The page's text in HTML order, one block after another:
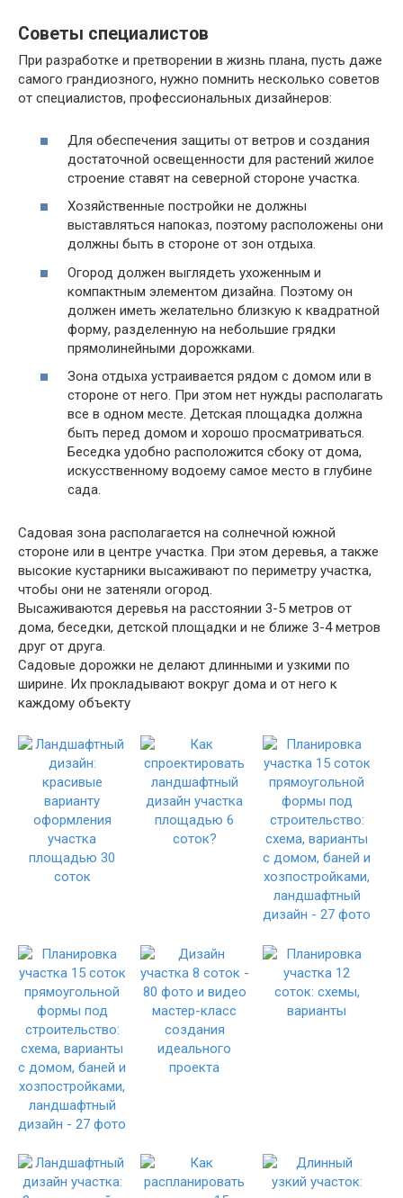
Советы специалистов
При разработке и претворении в жизнь плана, пусть даже
самого грандиозного, нужно помнить несколько советов
от специалистов, профессиональных дизайнеров:
Для обеспечения защиты от ветров и создания
достаточной освещенности для растений жилое
строение ставят на северной стороне участка.
Хозяйственные постройки не должны
выставляться напоказ, поэтому расположены они
должны быть в стороне от зон отдыха.
Огород должен выглядеть ухоженным и
компактным элементом дизайна. Поэтому он
должен иметь желательно близкую к квадратной
форму, разделенную на небольшие грядки
прямолинейными дорожками.
Зона отдыха устраивается рядом с домом или в
стороне от него. При этом нет нужды располагать
все в одном месте. Детская площадка должна
быть перед домом и хорошо просматриваться.
Беседка удобно расположится сбоку от дома,
искусственному водоему самое место в глубине
сада.
Садовая зона располагается на солнечной южной
стороне или в центре участка. При этом деревья, а также
высокие кустарники высаживают по периметру участка,
чтобы они не затеняли огород.
Высаживаются деревья на расстоянии 3-5 метров от
дома, беседки, детской площадки и не ближе 3-4 метров
друг от друга.
Садовые дорожки не делают длинными и узкими по
ширине. Их прокладывают вокруг дома и от него к
каждому объекту